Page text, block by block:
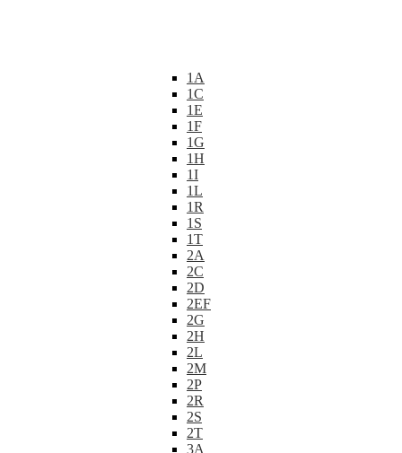
1A
1C
1E
1F
1G
1H
1I
1L
1R
1S
1T
2A
2C
2D
2EF
2G
2H
2L
2M
2P
2R
2S
2T
3A